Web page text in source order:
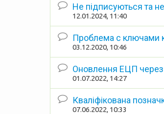
Не підписуються та
12.01.2024, 11:40
Проблема с ключами
03.12.2020, 10:46
Оновлення ЕЦП
01.07.2022, 14:27
Кваліфікована
07.06.2022, 10:33